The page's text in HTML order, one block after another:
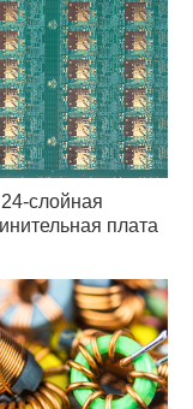
24-слойная
плата